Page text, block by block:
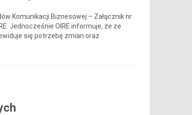
Komunikacji Biznesowej – Załącznik nr
Jednocześnie OIRE informuje, że ze
się potrzebę zmian oraz